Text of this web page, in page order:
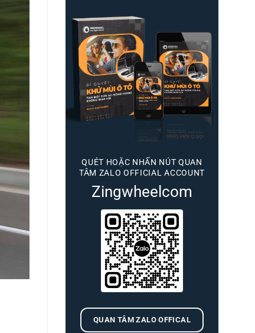
QUÉT HOẶC NHẤN NÚT QUAN
TÂM ZALO OFFICIAL ACCOUNT
Zingwheelcom
QUAN TÂM ZALO OFFICAL